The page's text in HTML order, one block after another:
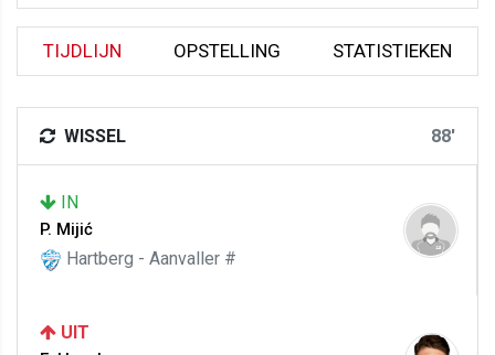
TIJDLIJN OPSTELLING STATISTIEKEN
WISSEL 88'
IN
P. Mijić
Hartberg - Aanvaller #
UIT